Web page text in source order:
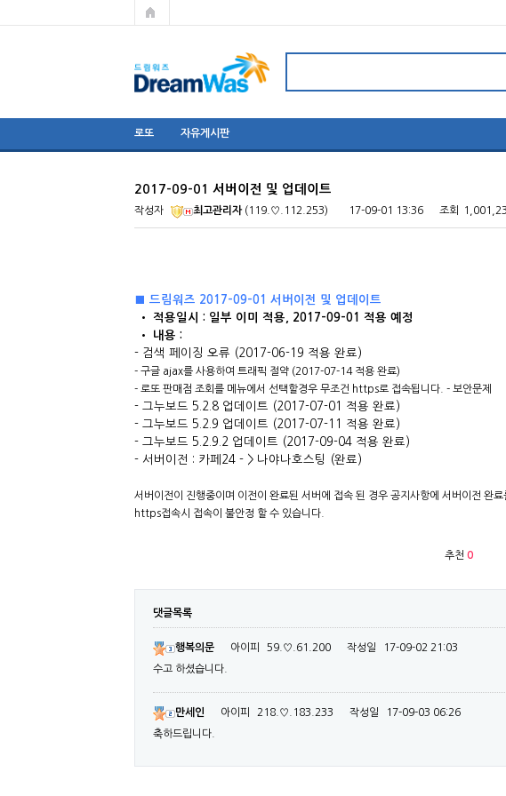
로또 자유게시판
2017-09-01 서버이전 및 업데이트
작성자 최고관리자(119.♡.112.253) 17-09-01 13:36 조회
■ 드림워즈 2017-09-01 서버이전 및 업데이트
​ • 적용일시 : 일부 이미 적용, 2017-09-01 적용 예정
• 내용 : ​
- 검색 페이징 오류 (2017-06-19 적용 완료)
- 구글 ajax를 사용하여 트래픽 절약 (2017-07-14 적용 완료)
- 로또 판매점 조회를 메뉴에서 선택할경우 무조건 https로 접속됩니다. - 보안문제
- 그누보드 5.2.8 업데이트 (2017-07-01 적용 완료)
- 그누보드 5.2.9 업데이트 (2017-07-11 적용 완료)
- 그누보드 5.2.9.2 업데이트 (2017-09-04 적용 완료)​
- 서버이전 : 카페24 - > 나야나호스팅 (완료)
서버이전이 진행중이며 이전이 완료된 서버에 접속 된 경우 공지사항에 서버이전 완
https접속시 접속이 불안정 할 수 있습니다.
추천 0
댓글목록
행복의문 아이피 59.♡.61.200 작성일
17-09-02 21:03
수고 하셨습니다.
만세인 아이피 218.♡.183.233 작성일
17-09-03 06:26
축하드립니다.